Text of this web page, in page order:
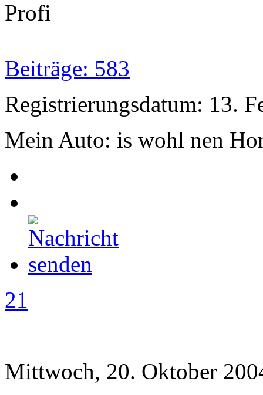
Profi
Beiträge: 583
Registrierungsdatum: 13.
Mein Auto: is wohl nen
21
Mittwoch, 20. Oktober